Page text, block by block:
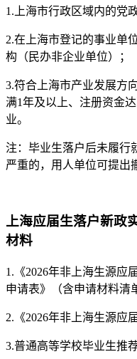
1.上海市行政区域内的党
2.在 上海市登记的事业单
构（民办非企业单位）；
3.符合 上海市产业发展方
满1年及以上、注册资金
业。
注：毕业生落户后未履行
严重的，用人单位可提出
上海应届生落户新政
材料
1.《2026年非上海生源应
申请表》（含申请材料清
2.《2026年非上海生源应
3.普通高等学校毕业生推荐